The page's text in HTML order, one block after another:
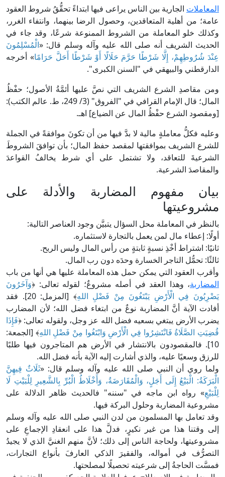
المعاملات الجارية بين الناس يراعى فيها ابتداءً تحقُّقُ شروط العقود
عامة؛ من أهلية المتعاقدين، وحصول الرضا بينهما، وانتفاء الغرر،
وكذلك خلو المعاملة من الشروط الممنوعة شرعًا، وقد جاء في
الحديث الشريف أنه صلى الله عليه وآله وسلم قال: «الْمُسْلِمُونَ
عِنْدَ شُرُوطِهِمْ، إِلَّا شَرْطًا حَرَّمَ حَلَالًا أَوْ شَرْطًا أَحَلَّ حَرَامًا» أخرجه
الدارقطني والبيهقي في "السنن الكبرى".
ومن مقاصدِ الشرع الشريف التي نصَّ عليها أئمَّةُ الأصول؛ حفْظُ
المال؛ قال الإمام القرافي في "الفروق" (3/ 249، ط. عالم الكتب):
[ومقصود الشرع حفْظُ المال عن الضياع] اهـ.
وعليه فكلُّ معاملةٍ مالية لا بدَّ فيها من أن تكونَ موافقةً في الجملة
للشرع الشريف بموافقتها لمقصد حفظ المال؛ بأن توافقَ الشروطَ
الشرعيةَ للتعاقد، ولا تشتمل على أي شرط يخالفُ القواعدَ
والمقاصدَ الشرعية.
بيان مفهوم المضاربة والأدلة على
مشروعيتها
بالنظر في المعاملة محل السؤال يتبيَّن وجود العناصر التالية:
أولًا: إعطاء مال لمن يعمل بالتجارة لاستثماره.
ثانيًا: اشتراط أخْذِ نسبةٍ ثابتةٍ من رأس المال وليس الربح.
ثالثًا: تحمُّل التاجر الخسارة وحدَه دون رب المال.
وأقرب العقود التي يمكن حمل هذه المعاملة عليها هي أنها من باب
المضاربة، وهذا العقد في أصله مشروعٌ؛ لقوله تعالى: ﴿وَآخَرُونَ
يَضْرِبُونَ فِي الْأَرْضِ يَبْتَغُونَ مِنْ فَضْلِ اللهِ
﴾ [المزمل: 20]. فقد
أفادت الآية أنَّ المضاربة نوعٌ من ابتغاء فضل الله؛ لأن المضارب
يضرب الأرض يبتغي بسعيه فضل الله عز وجل، ولقوله تعالى: ﴿فَإِذَا
قُضِيَتِ الصَّلَاةُ فَانْتَشِرُوا فِي الْأَرْضِ وَابْتَغُوا مِنْ فَضْلِ اللهِ﴾ [الجمعة:
10]. فالمقصودون بالانتشار في الأرض هم المتاجرون فيها طلبًا
للرزق وسعيًا عليه، والذي أشارت إليه الآية بأنه فضل الله.
ولما روي أن النبي صلى الله عليه وآله وسلم قال: «ثَلَاثٌ فِيهِنَّ
الْبَرَكَةُ: الْبَيْعُ إِلَى أَجَلٍ، وَالْمُقَارَضَةُ، وَأَخْلَاطُ الْبُرِّ بِالشَّعِيرِ لِلْبَيْتِ لَا
لِلْبَيْعِ» رواه ابن ماجه في "سننه" فالحديث ظاهر الدلالة على
مشروعية المضاربة وحلول البركة فيها.
وقد تعامل بها المسلمون من لدن النبي صلى الله عليه وآله وسلم
إلى وقتنا هذا من غير نكيرٍ، فدلَّ هذا على انعقادِ الإجماعِ على
مشروعيتها، ولحاجة الناس إلى ذلك؛ لأنَّ منهم الغنيَّ الذي لا يجيدُ
التصرُّف في أمواله، والفقيرَ الذكي العارفَ بأنواع التجارات،
فمسَّت الحاجةُ إلى شرعيته تحصيلًا لمصلحتها.